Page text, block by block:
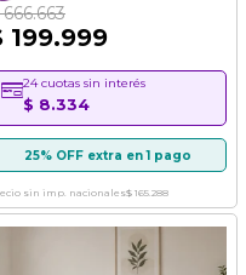
199.999
24 cuotas sin interés
$ 8.334
25% OFF extra en 1 pago
sin imp. nacionales$ 165.288